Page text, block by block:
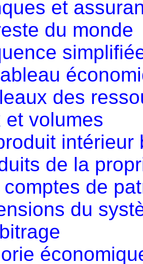
et
du monde
des
et volumes
intérieur
de la
comptes de
du